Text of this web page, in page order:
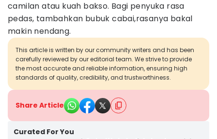
camilan atau kuah bakso. Bagi penyuka rasa
pedas, tambahkan bubuk cabai,rasanya bakal
makin nendang.
This article is written by our community writers and has been
carefully reviewed by our editorial team. We strive to provide
the most accurate and reliable information, ensuring high
standards of quality, credibility, and trustworthiness.
Share Article
Curated For You